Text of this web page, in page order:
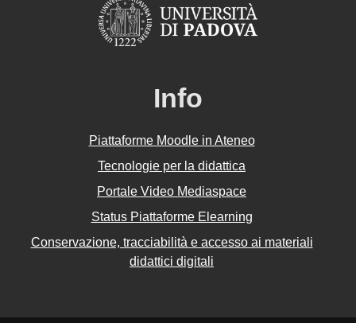
Info
Piattaforme Moodle in Ateneo
Tecnologie per la didattica
Portale Video Mediaspace
Status Piattaforme Elearning
Conservazione, tracciabilità e accesso ai materiali
didattici digitali